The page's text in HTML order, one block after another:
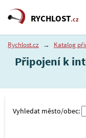
RYCHLOST.cz
Rychlost.cz → Katalog
Připojení k
Vyhledat město/obec: